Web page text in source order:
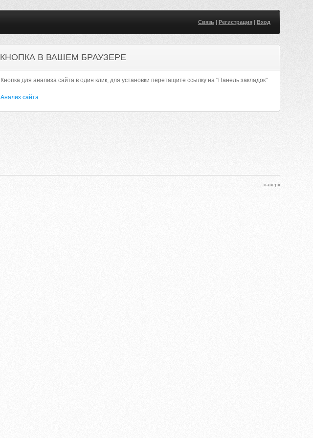
Связь| Регистрация| Вход
КНОПКА В ВАШЕМ БРАУЗЕРЕ
Кнопка для анализа сайта в один клик, для установки перетащите ссылку на "Панель закладок"
Анализ сайта
наверх